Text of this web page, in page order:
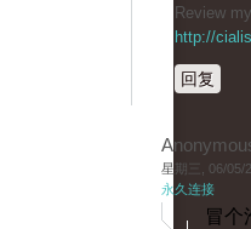
Review
http://
回复
星期三, 06/05/
永久连接
冒个